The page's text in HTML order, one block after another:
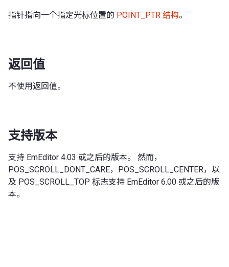
指针指向一个指定光标位置的 POINT_PTR 结构。
返回值
不使用返回值。
支持版本
支持 EmEditor 4.03 或之后的版本。 然而，
POS_SCROLL_DONT_CARE，POS_SCROLL_CENTER，以
及 POS_SCROLL_TOP 标志支持 EmEditor 6.00 或之后的版
本。